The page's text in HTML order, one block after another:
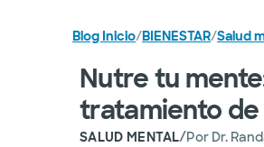
Blog Inicio/BIENESTAR/Salud
Nutre tu
tratamiento
SALUD MENTAL/Por Dr.